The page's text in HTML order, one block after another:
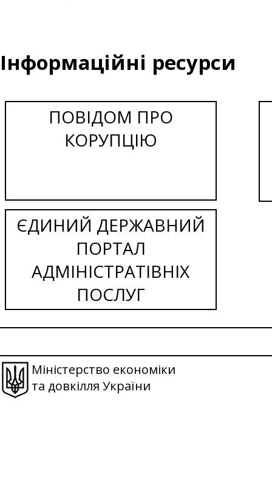
Інформаційні ресурси
ПОВІДОМ ПРО
КОРУПЦІЮ
ЄДИНИЙ ДЕРЖАВНИЙ
ПОРТАЛ
АДМІНІСТРАТІВНІХ
ПОСЛУГ
Міністерство економіки
та довкілля України